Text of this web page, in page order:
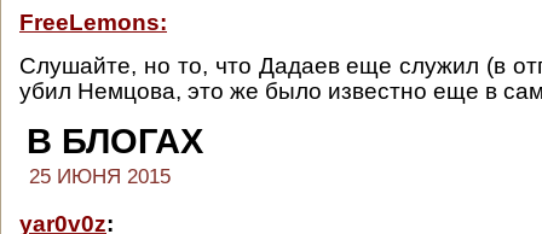
FreeLemons:
Слушайте, но то, что Дадаев еще служил (в
убил Немцова, это же было известно еще в
В БЛОГАХ
25 ИЮНЯ 2015
yar0v0z: